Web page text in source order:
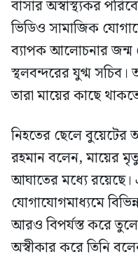
বাসার অস্বাস্থ্যকর
ভিডিও সামাজিক
ব্যাপক আলোচনার জন্ম
স্থলবন্দরের যুগ্ম
তারা মায়ের কাছে
নিহতের ছেলে
রহমান বলেন, মায়ের
আঘাতের মধ্যে
যোগাযোগমাধ্যমে
আরও বিপর্যস্ত করে
অস্বীকার করে তিনি